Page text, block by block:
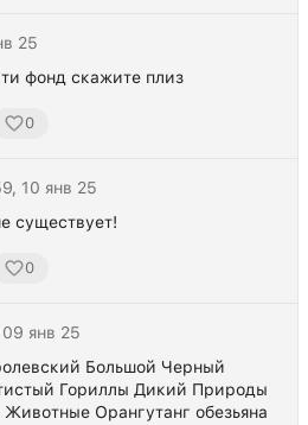
25
фонд скажите плиз
0
10 янв 25
существует!
0
09 янв 25
Большой Черный
Гориллы Дикий Природы
Орангутанг обезьяна